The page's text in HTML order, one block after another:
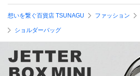
想いを繋ぐ百貨店 TSUNAGU ファッション
ショルダーバッグ